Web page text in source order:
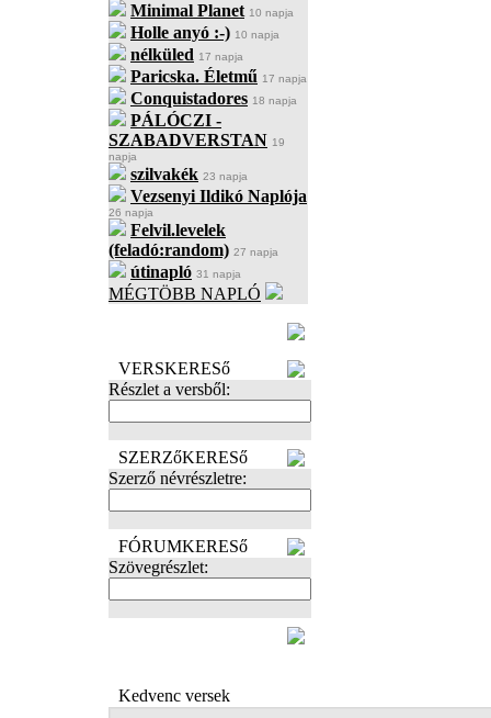
Minimal Planet 10 napja
Holle anyó :-) 10 napja
nélküled 17 napja
Paricska. Életmű 17 napja
Conquistadores 18 napja
PÁLÓCZI -
SZABADVERSTAN 19
napja
szilvakék 23 napja
Vezsenyi Ildikó Naplója
26 napja
Felvil.levelek
(feladó:random) 27 napja
útinapló 31 napja
MÉGTÖBB NAPLÓ
VERSKERESő
Részlet a versből:
SZERZőKERESő
Szerző névrészletre:
FÓRUMKERESő
Szövegrészlet:
Kedvenc versek